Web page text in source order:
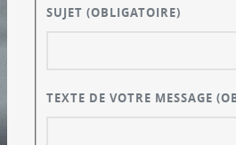
SUJET(OBLIGATOIRE)
TEXTE DE VOTRE MESSAGE